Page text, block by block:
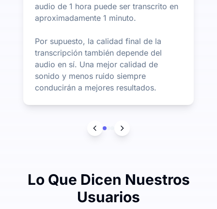
audio de 1 hora puede ser transcrito en
aproximadamente 1 minuto.
Por supuesto, la calidad final de la
transcripción también depende del
audio en sí. Una mejor calidad de
sonido y menos ruido siempre
conducirán a mejores resultados.
Lo Que Dicen Nuestros
Usuarios